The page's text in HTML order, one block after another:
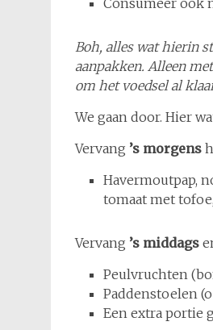
Consumeer ook
Boh, alles wat hierin
aanpakken. Alleen
om het voedsel al
We gaan door. Hier
Vervang ’s morgens
Havermoutpap,
tomaat met
Vervang ’s middags
Peulvruchten
Paddenstoelen
Een extra portie